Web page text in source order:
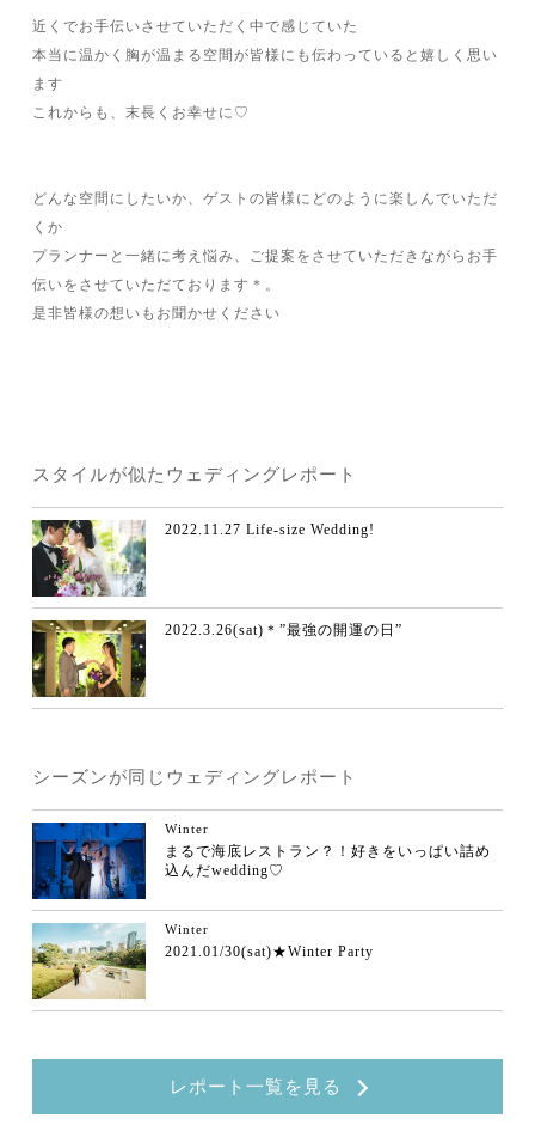
近くでお手伝いさせていただく中で感じていた
本当に温かく胸が温まる空間が皆様にも伝わっていると嬉しく思い
ます
これからも、末長くお幸せに♡
どんな空間にしたいか、ゲストの皆様にどのように楽しんでいただ
くか
プランナーと一緒に考え悩み、ご提案をさせていただきながらお手
伝いをさせていただております＊。
是非皆様の想いもお聞かせください
スタイルが似たウェディングレポート
2022.11.27 Life-size Wedding!
2022.3.26(sat)＊”最強の開運の日”
シーズンが同じウェディングレポート
Winter
まるで海底レストラン？！好きをいっぱい詰め
込んだwedding♡
Winter
2021.01/30(sat)★Winter Party
レポート一覧を見る